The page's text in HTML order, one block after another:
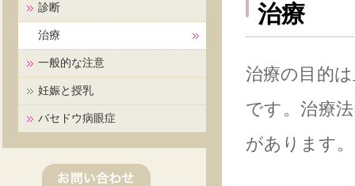
治療
治療の目的
です。治療
があります。
診断
治療
一般的な注意
妊娠と授乳
バセドウ病眼症